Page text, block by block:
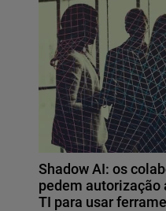
Shadow AI: os
pedem autorização
TI para usar